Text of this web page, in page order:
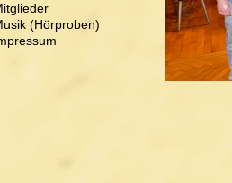
(Hörproben)